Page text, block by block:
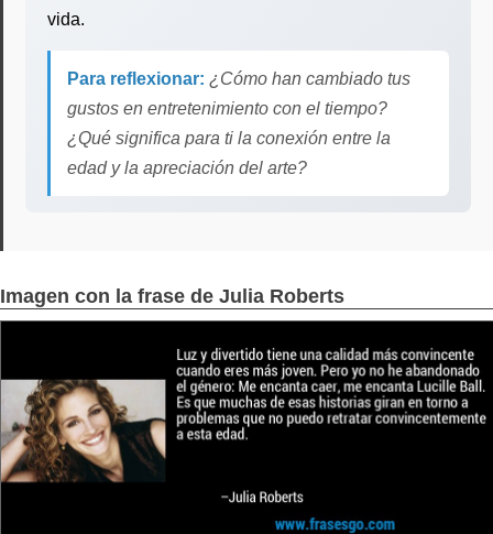
vida.
Para reflexionar: ¿Cómo han cambiado tus
gustos en entretenimiento con el tiempo?
¿Qué significa para ti la conexión entre la
edad y la apreciación del arte?
Imagen con la frase de Julia Roberts